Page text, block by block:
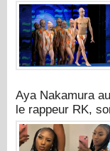
Aya Nakamura
le rappeur RK,